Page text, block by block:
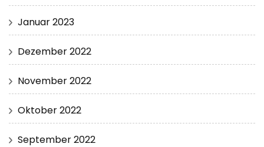
Januar 2023
Dezember 2022
November 2022
Oktober 2022
September 2022